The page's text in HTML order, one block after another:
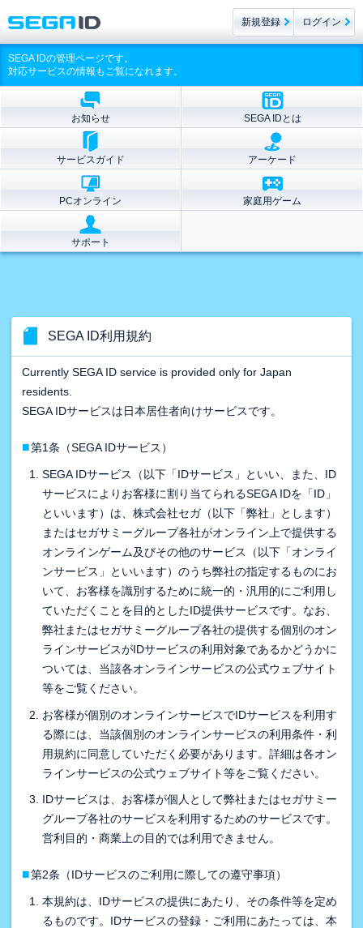
SEGA IDの管理ページです。
対応サービスの情報もご覧になれます。
お知らせ SEGA IDとは
サービスガイド アーケード
PCオンライン 家庭用ゲーム
サポート
SEGA ID利用規約
Currently SEGA ID service is provided only for Japan
residents.
SEGA IDサービスは日本居住者向けサービスです。
■第1条（SEGA IDサービス）
SEGA IDサービス（以下「IDサービス」といい、また、ID
サービスによりお客様に割り当てられるSEGA IDを「ID」
といいます）は、株式会社セガ（以下「弊社」とします）
またはセガサミーグループ各社がオンライン上で提供する
オンラインゲーム及びその他のサービス（以下「オンライ
ンサービス」といいます）のうち弊社の指定するものにお
いて、お客様を識別するために統一的・汎用的にご利用し
ていただくことを目的としたID提供サービスです。なお、
弊社またはセガサミーグループ各社の提供する個別のオン
ラインサービスがIDサービスの利用対象であるかどうかに
ついては、当該各オンラインサービスの公式ウェブサイト
等をご覧ください。
お客様が個別のオンラインサービスでIDサービスを利用す
る際には、当該個別のオンラインサービスの利用条件・利
用規約に同意していただく必要があります。詳細は各オン
ラインサービスの公式ウェブサイト等をご覧ください。
IDサービスは、お客様が個人として弊社またはセガサミー
グループ各社のサービスを利用するためのサービスです。
営利目的・商業上の目的では利用できません。
■第2条（IDサービスのご利用に際しての遵守事項）
本規約は、IDサービスの提供にあたり、その条件等を定め
るものです。IDサービスの登録・ご利用にあたっては、本
新規登録 ログイン